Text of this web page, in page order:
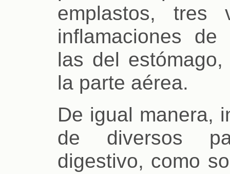
emplastos,
inflamaciones
las del
la parte aérea.
De igual manera,
de diversos
digestivo, como